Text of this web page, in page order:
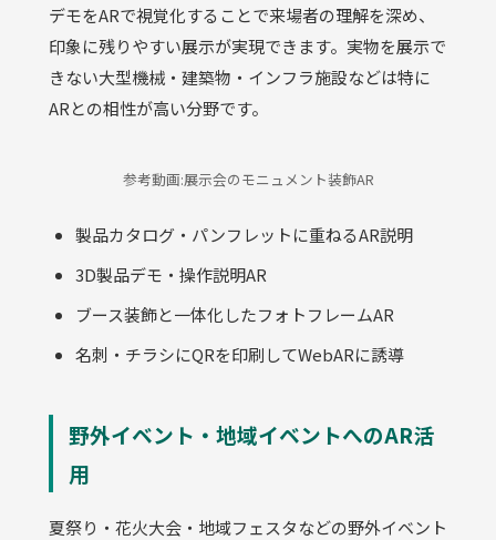
デモをARで視覚化することで来場者の理解を深め、
印象に残りやすい展示が実現できます。実物を展示で
きない大型機械・建築物・インフラ施設などは特に
ARとの相性が高い分野です。
参考動画:展示会のモニュメント装飾AR
製品カタログ・パンフレットに重ねるAR説明
3D製品デモ・操作説明AR
ブース装飾と一体化したフォトフレームAR
名刺・チラシにQRを印刷してWebARに誘導
野外イベント・地域イベントへのAR活
用
夏祭り・花火大会・地域フェスタなどの野外イベント